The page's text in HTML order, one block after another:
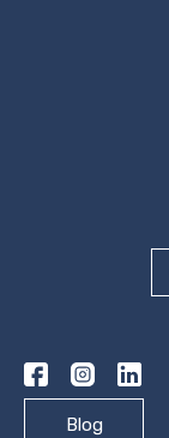
Blog